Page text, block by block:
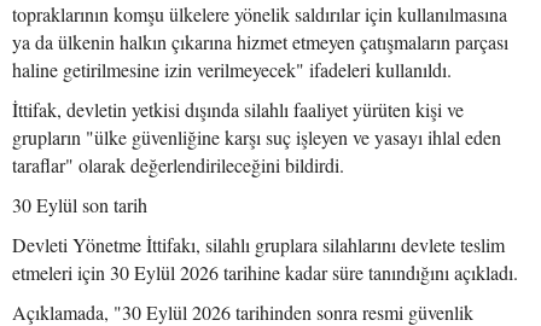
topraklarının komşu ülkelere yönelik saldırılar için kullanılmasına
ya da ülkenin halkın çıkarına hizmet etmeyen çatışmaların parçası
haline getirilmesine izin verilmeyecek" ifadeleri kullanıldı.
İttifak, devletin yetkisi dışında silahlı faaliyet yürüten kişi ve
grupların "ülke güvenliğine karşı suç işleyen ve yasayı ihlal eden
taraflar" olarak değerlendirileceğini bildirdi.
30 Eylül son tarih
Devleti Yönetme İttifakı, silahlı gruplara silahlarını devlete teslim
etmeleri için 30 Eylül 2026 tarihine kadar süre tanındığını açıkladı.
Açıklamada, "30 Eylül 2026 tarihinden sonra resmi güvenlik